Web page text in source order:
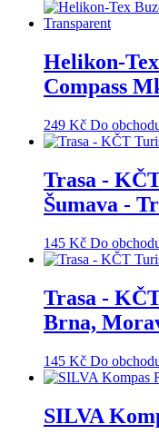
Helikon-
Compass
249 Kč Do
Trasa -
Šumava -
145 Kč Do
Trasa -
Brna,
145 Kč Do
SILVA